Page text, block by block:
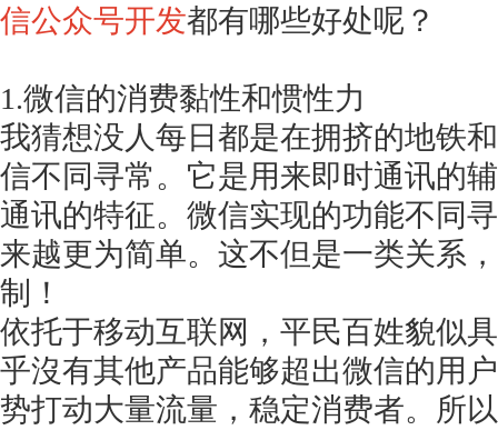
信公众号开发都有哪些好处呢？
1.微信的消费黏性和惯性力
我猜想没人每日都是在拥挤的地铁
信不同寻常。它是用来即时通讯的
通讯的特征。微信实现的功能不同
来越更为简单。这不但是一类关系
制！
依托于移动互联网，平民百姓貌似
乎沒有其他产品能够超出微信的用
势打动大量流量，稳定消费者。所